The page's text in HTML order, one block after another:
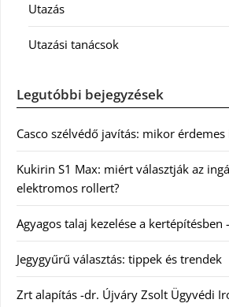
Utazás
Utazási tanácsok
Legutóbbi bejegyzések
Casco szélvédő javítás: mikor
Kukirin S1 Max: miért választják az
elektromos rollert?
Agyagos talaj kezelése a
Jegygyűrű választás: tippek és trendek
Zrt alapítás -dr. Újváry Zsolt Ügyvédi